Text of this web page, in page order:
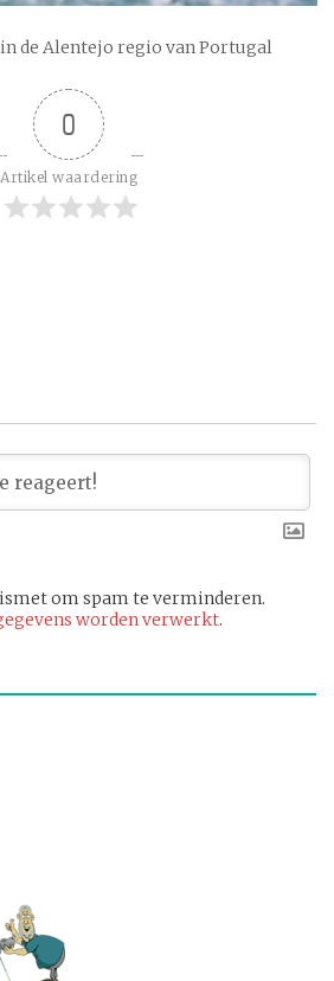
de Alentejo regio van Portugal
0
Artikel waardering
om spam te verminderen.
worden verwerkt.